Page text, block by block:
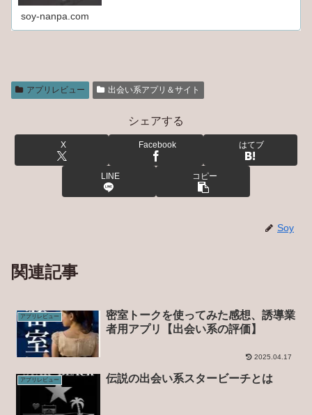
soy-nanpa.com
アプリレビュー 出会い系アプリ＆サイト
シェアする
X Facebook はてブ
LINE コピー
Soy
関連記事
アプリレビュー
密室トークを使ってみた感想、誘導業
者用アプリ【出会い系の評価】
2025.04.17
アプリレビュー 伝説の出会い系スタービーチとは